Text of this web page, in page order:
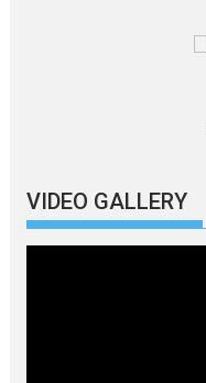
VIDEO GALLERY